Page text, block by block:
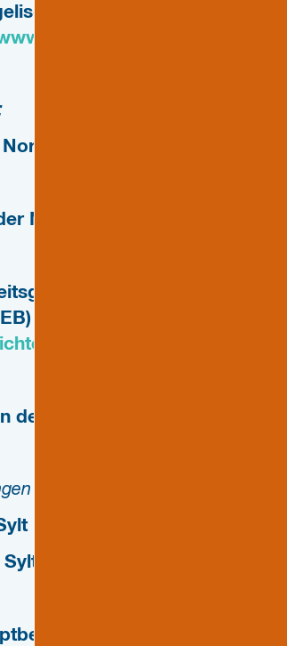
Kurzentrum und
-
Nordkirche -
-
Kirche.de
der Nordkirche -
Generationen und